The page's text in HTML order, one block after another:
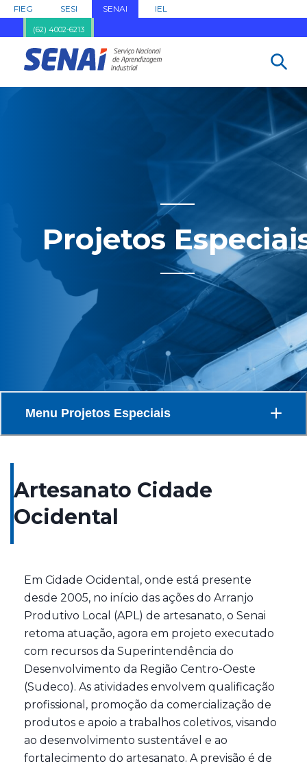
FIEG SESI SENAI IEL
(62) 4002-6213
Projetos
Menu Projetos Especiais
Artesanato Cidade
Ocidental
Em Cidade Ocidental, onde está presente
desde 2005, no início das ações do Arranjo
Produtivo Local (APL) de artesanato, o Senai
retoma atuação, agora em projeto executado
com recursos da Superintendência do
Desenvolvimento da Região Centro-Oeste
(Sudeco). As atividades envolvem qualificação
profissional, promoção da comercialização de
produtos e apoio a trabalhos coletivos, visando
ao desenvolvimento sustentável e ao
fortalecimento do artesanato. A previsão é de